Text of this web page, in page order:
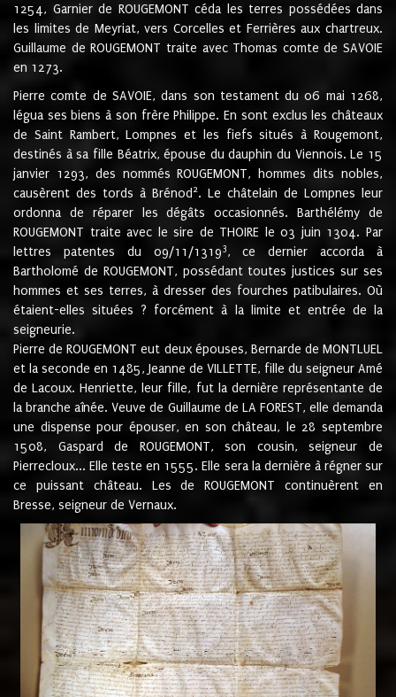
1254, Garnier de ROUGEMONT céda les terres possédées dans
les limites de Meyriat, vers Corcelles et Ferrières aux chartreux.
Guillaume de ROUGEMONT traite avec Thomas comte de SAVOIE
en 1273.
Pierre comte de SAVOIE, dans son testament du 06 mai 1268,
légua ses biens à son frère Philippe. En sont exclus les châteaux
de Saint Rambert, Lompnes et les fiefs situés à Rougemont,
destinés à sa fille Béatrix, épouse du dauphin du Viennois. Le 15
janvier 1293, des nommés ROUGEMONT, hommes dits nobles,
causèrent des tords à Brénod 2. Le châtelain de Lompnes leur
ordonna de réparer les dégâts occasionnés. Barthélémy de
ROUGEMONT traite avec le sire de THOIRE le 03 juin 1304. Par
lettres patentes du 09/11/13193, ce dernier accorda à
Bartholomé de ROUGEMONT, possédant toutes justices sur ses
hommes et ses terres, à dresser des fourches patibulaires. Où
étaient-elles situées ? forcément à la limite et entrée de la
seigneurie.
Pierre de ROUGEMONT eut deux épouses, Bernarde de MONTLUEL
et la seconde en 1485, Jeanne de VILLETTE, fille du seigneur Amé
de Lacoux. Henriette, leur fille, fut la dernière représentante de
la branche aînée. Veuve de Guillaume de LA FOREST, elle demanda
une dispense pour épouser, en son château, le 28 septembre
1508, Gaspard de ROUGEMONT, son cousin, seigneur de
Pierrecloux... Elle teste en 1555. Elle sera la dernière à régner sur
ce puissant château. Les de ROUGEMONT continuèrent en
Bresse, seigneur de Vernaux.